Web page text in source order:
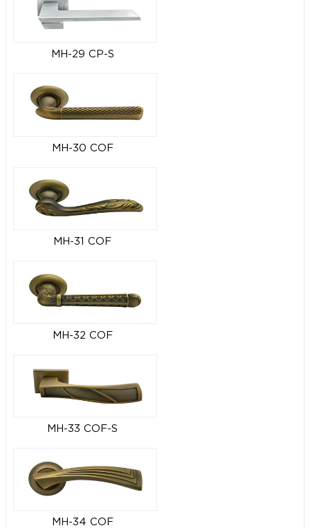
MH-29 CP-S
MH-30 COF
MH-31 COF
MH-32 COF
MH-33 COF-S
MH-34 COF